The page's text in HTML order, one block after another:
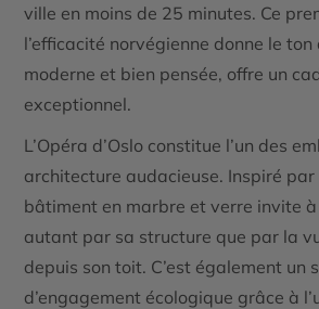
ville en moins de 25 minutes. Ce
l’efficacité norvégienne donne le
moderne et bien pensée, offre un
exceptionnel.
L’Opéra d’Oslo constitue l’un des
architecture audacieuse. Inspiré par
bâtiment en marbre et verre invite
autant par sa structure que par la
depuis son toit. C’est également un
d’engagement écologique grâce à